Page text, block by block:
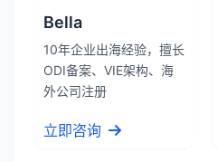
Bella
10年企业出海经验，擅长
ODI备案、VIE架构、海
外公司注册
立即咨询